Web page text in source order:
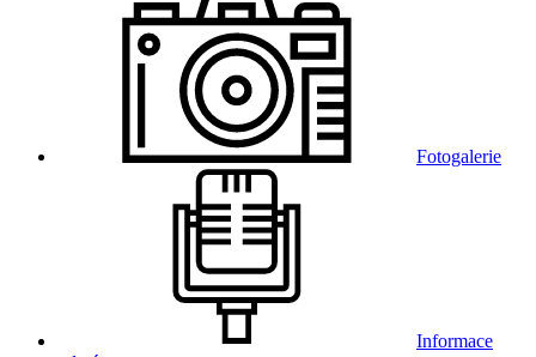
Fotogalerie
Informace